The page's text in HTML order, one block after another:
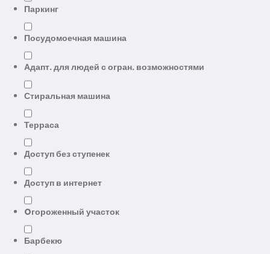
Паркинг
Посудомоечная машина
Адапт. для людей с огран. возможностями
Стиральная машина
Терраса
Доступ без ступенек
Доступ в интернет
Oгороженный участок
Барбекю